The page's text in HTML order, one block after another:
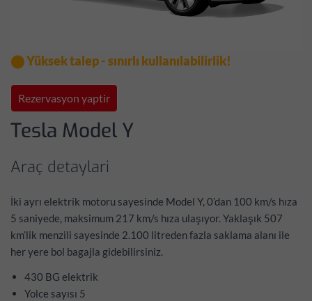
⬤ Yüksek talep - sınırlı kullanılabilirlik!
Rezervasyon yaptir
Tesla Model Y
Araç detaylari
İki ayrı elektrik motoru sayesinde Model Y, 0’dan 100 km/s hıza
5 saniyede, maksimum 217 km/s hıza ulaşıyor. Yaklaşık 507
km’lik menzili sayesinde 2.100 litreden fazla saklama alanı ile
her yere bol bagajla gidebilirsiniz.
430 BG elektrik
Yolce sayısı 5